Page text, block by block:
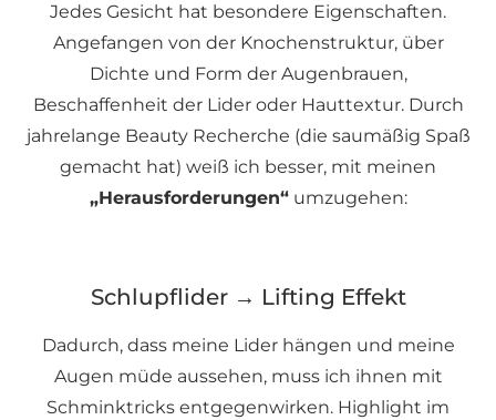
Jedes Gesicht hat besondere Eigenschaften.
Angefangen von der Knochenstruktur, über
Dichte und Form der Augenbrauen,
Beschaffenheit der Lider oder Hauttextur. Durch
jahrelange Beauty Recherche (die saumäßig Spaß
gemacht hat) weiß ich besser, mit meinen
„Herausforderungen“umzugehen:
Schlupflider → Lifting Effekt
Dadurch, dass meine Lider hängen und meine
Augen müde aussehen, muss ich ihnen mit
Schminktricks entgegenwirken. Highlight im